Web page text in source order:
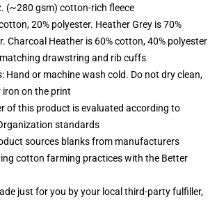
(~280 gsm) cotton-rich fleece
20% polyester. Heather Grey is 70%
Charcoal Heather is 60% cotton, 40% polyester
drawstring and rib cuffs
Hand or machine wash cold. Do not dry clean,
iron on the print
of this product is evaluated according to
standards
sources blanks from manufacturers
cotton farming practices with the Better
just for you by your local third-party fulfiller,